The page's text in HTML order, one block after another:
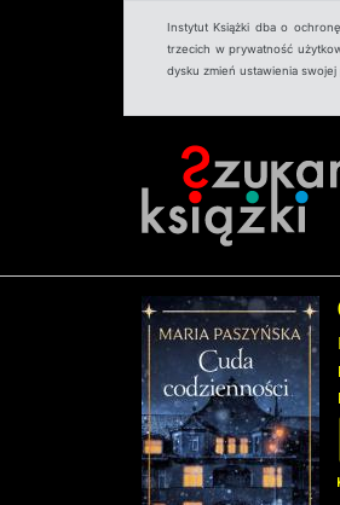
Instytut Książki dba o
trzecich w prywatność
dysku zmień ustawienia swojej